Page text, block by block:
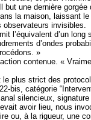
une dernière gorgée
la maison, laissant
invisibles.
l’équivalent d’un long
d’ondes
»
contenue. «
plus strict des
bis, catégorie
silencieux, signature
avoir lieu, nous
ou, à la rigueur, une